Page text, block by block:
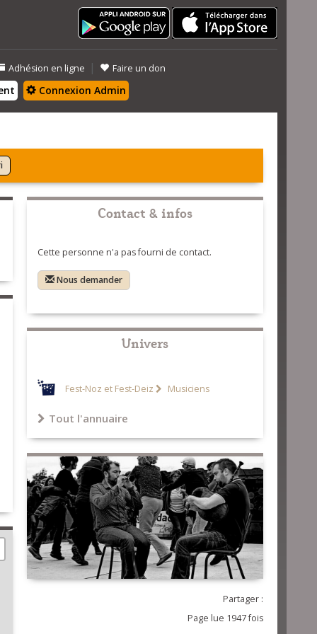
Adhésion en ligne | Faire un don
Connexion Admin
Contact & infos
Cette personne n'a pas fourni de contact.
Nous demander
Univers
Fest-Noz et Fest-Deiz Musiciens
Tout l'annuaire
Partager :
Page lue 1947 fois